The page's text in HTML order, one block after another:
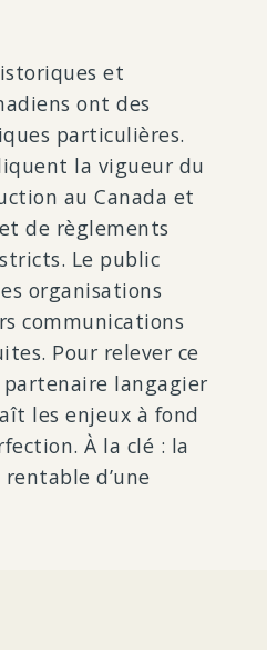
et
ont des
particulières.
la vigueur du
au Canada et
de règlements
Le public
organisations
communications
Pour relever ce
langagier
les enjeux à fond
À la clé : la
d’une